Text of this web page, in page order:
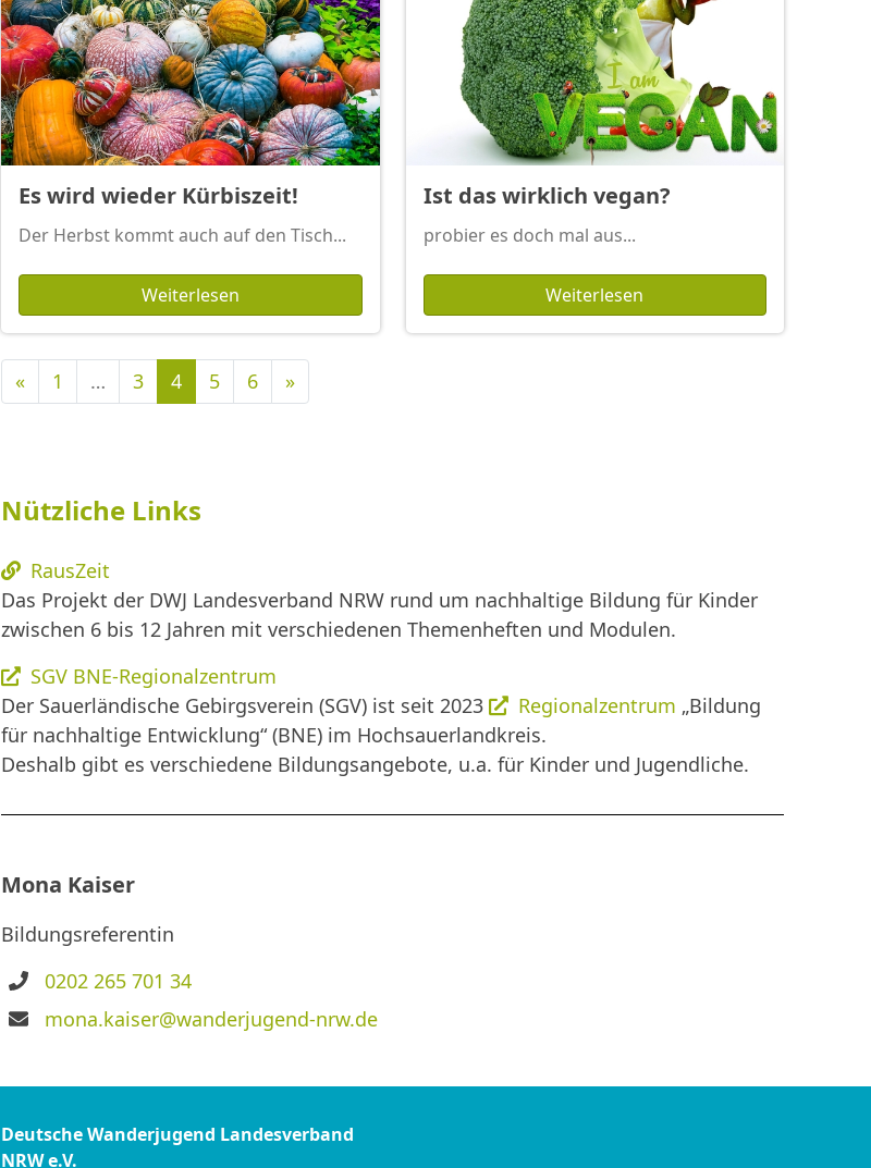
Nützliche Links
RausZeit
Das Projekt der DWJ Landesverband NRW rund um nachhaltige Bildung für Kinder
zwischen 6 bis 12 Jahren mit verschiedenen Themenheften und Modulen.
SGV BNE-Regionalzentrum
Der Sauerländische Gebirgsverein (SGV) ist seit 2023
Regionalzentrum „Bildung
für nachhaltige Entwicklung“ (BNE) im Hochsauerlandkreis.
Deshalb gibt es verschiedene Bildungsangebote, u.a. für Kinder und Jugendliche.
Mona Kaiser
Bildungsreferentin
Telefon
0202 265 701 34
E-
mona.kaiser@wanderjugend-nrw.de
Es wird wieder Kürbiszeit!
Der Herbst kommt auch auf den Tisch...
Weiterlesen
Ist das wirklich vegan?
probier es doch mal aus...
Weiterlesen
«Vorherige
1 … 3 4 5 6 »Nächste
Deutsche Wanderjugend Landesverband
NRW e.V.